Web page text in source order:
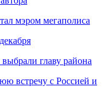
мэром мегаполиса
главу района
встречу с Россией и